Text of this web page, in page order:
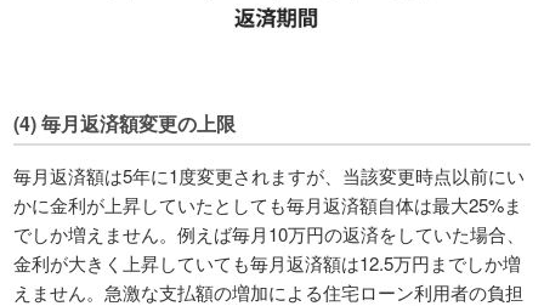
(4) 毎月返済額変更の上限
毎月返済額は5年に1度変更されますが、当該変更時点以前にい
かに金利が上昇していたとしても毎月返済額自体は最大25%ま
でしか増えません。例えば毎月10万円の返済をしていた場合、
金利が大きく上昇していても毎月返済額は12.5万円までしか増
えません。急激な支払額の増加による住宅ローン利用者の負担